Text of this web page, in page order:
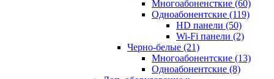
Многоабоненсткие (60)
Одноабонентские (119)
HD панели (50)
Wi-Fi панели (2)
Черно-белые (21)
Многоабонентские (13)
Одноабонентские (8)